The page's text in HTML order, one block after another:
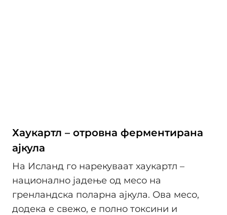
Хаукартл – отровна ферментирана
ајкула
На Исланд го нарекуваат хаукартл –
национално јадење од месо на
гренландска поларна ајкула. Ова месо,
додека е свежо, е полно токсини и